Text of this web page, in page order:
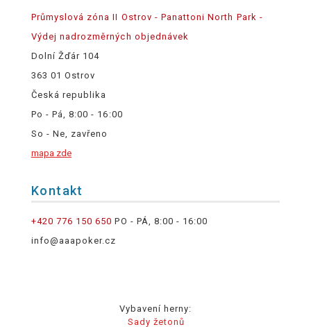
Průmyslová zóna II Ostrov - Panattoni North Park -
Výdej nadrozměrných objednávek
Dolní Žďár 104
363 01 Ostrov
Česká republika
Po - Pá, 8:00 - 16:00
So - Ne, zavřeno
mapa zde
Kontakt
+420 776 150 650 PO - PÁ, 8:00 - 16:00
info@aaapoker.cz
Vybavení herny:
Sady žetonů